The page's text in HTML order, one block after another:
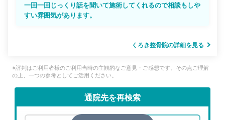
一回一回じっくり話を聞いて施術してくれるので相談もしや
すい雰囲気があります。
くろき整骨院の詳細を見る
※評判はご利用者様のご利用当時の主観的なご意見・ご感想です。その点ご理解
の上、一つの参考としてご活用ください。
通院先を再検索